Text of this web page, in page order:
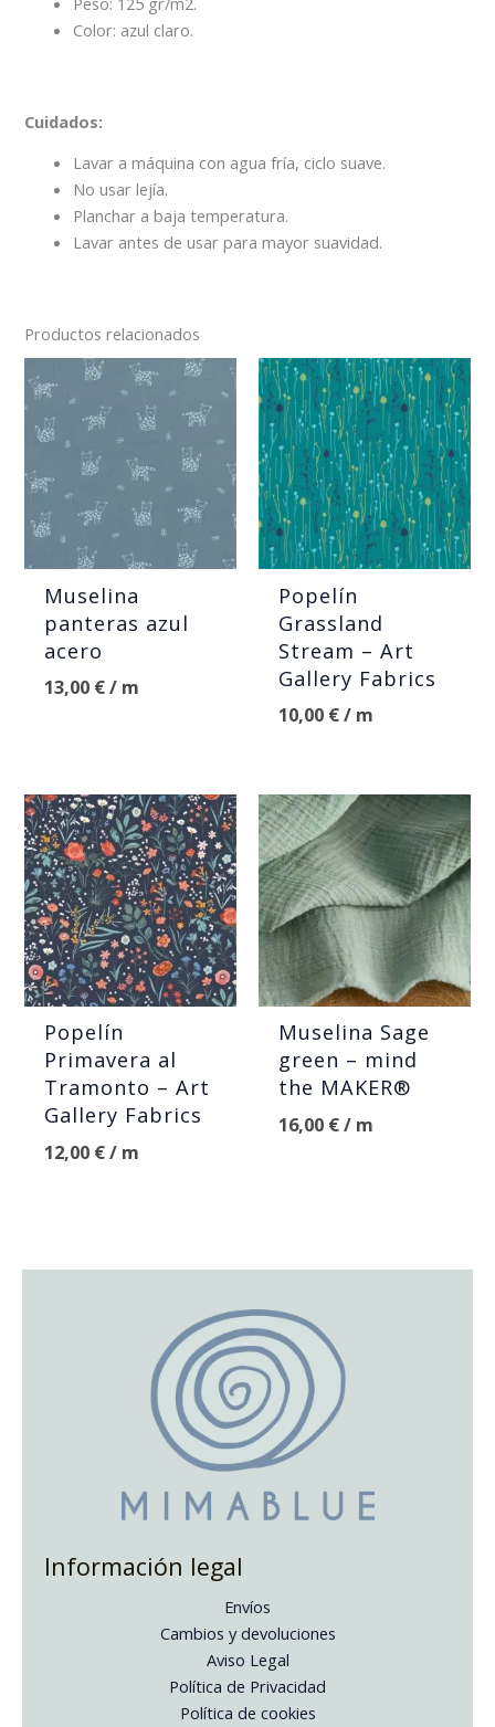
Color: azul claro.
Cuidados:
Lavar a máquina con agua fría, ciclo suave.
No usar lejía.
Planchar a baja temperatura.
Lavar antes de usar para mayor suavidad.
Productos relacionados
Muselina
panteras azul
acero
13,00 €/ m
Popelín
Grassland
Stream – Art
Gallery Fabrics
10,00 €/ m
Popelín
Primavera al
Tramonto – Art
Gallery Fabrics
12,00 €/ m
Muselina Sage
green – mind
the MAKER®
16,00 €/ m
Información legal
Envíos
Cambios y devoluciones
Aviso Legal
Política de Privacidad
Política de cookies